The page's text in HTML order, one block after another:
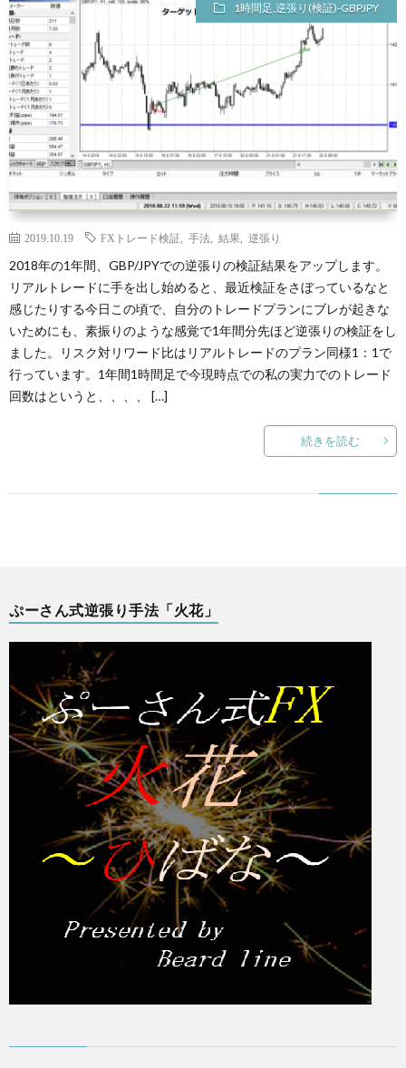
1時間足,逆張り(検証)-GBPJPY
2019.10.19 FXトレード検証 手法 結果 逆張り
2018年の1年間、GBP/JPYでの逆張りの検証結果をアップします。
リアルトレードに手を出し始めると、最近検証をさぼっているなと
感じたりする今日この頃で、自分のトレードプランにブレが起きな
いためにも、素振りのような感覚で1年間分先ほど逆張りの検証をし
ました。リスク対リワード比はリアルトレードのプラン同様1：1で
行っています。1年間1時間足で今現時点での私の実力でのトレード
回数はというと、、、、 […]
続きを読む
ぷーさん式逆張り手法「火花」